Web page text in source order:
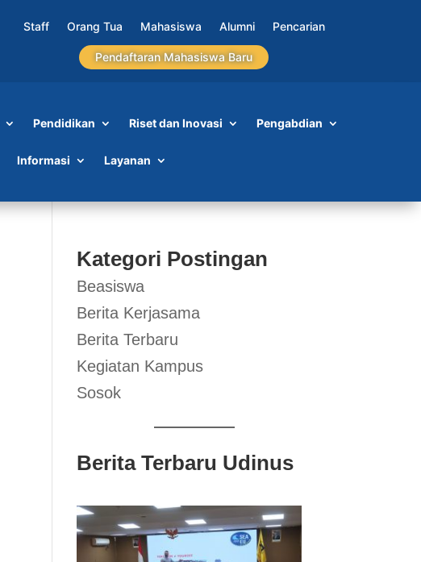
Staff Orang Tua Mahasiswa Alumni Pencarian
Pendaftaran Mahasiswa Baru
Pendidikan Riset dan Inovasi Pengabdian
Informasi Layanan
Kategori Postingan
Beasiswa
Berita Kerjasama
Berita Terbaru
Kegiatan Kampus
Sosok
Berita Terbaru Udinus